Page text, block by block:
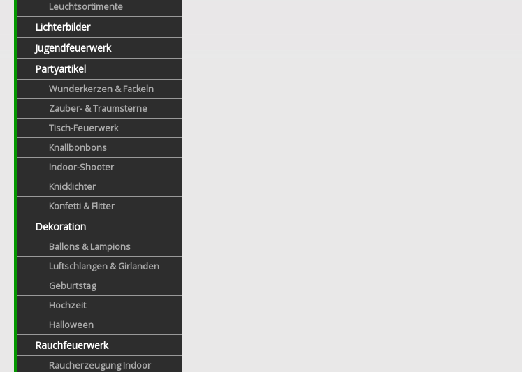
Leuchtsortimente
Lichterbilder
Jugendfeuerwerk
Partyartikel
Wunderkerzen & Fackeln
Zauber- & Traumsterne
Tisch-Feuerwerk
Knallbonbons
Indoor-Shooter
Knicklichter
Konfetti & Flitter
Dekoration
Ballons & Lampions
Luftschlangen & Girlanden
Geburtstag
Hochzeit
Halloween
Rauchfeuerwerk
Raucherzeugung Indoor